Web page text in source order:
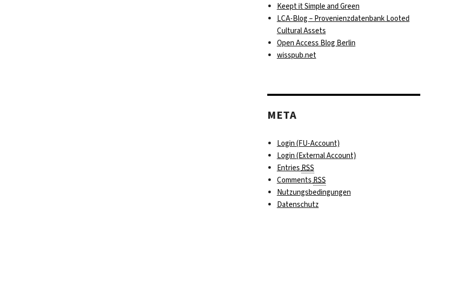
Keept it Simple and Green
LCA-Blog – Provenienzdatenbank Looted
Cultural Assets
Open Access Blog Berlin
wisspub.net
META
Login (FU-Account)
Login (External Account)
EntriesRSS
CommentsRSS
Nutzungsbedingungen
Datenschutz